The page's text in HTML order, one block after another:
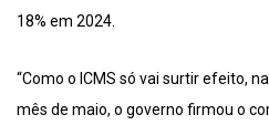
18% em 2024.
“Como o ICMS só vai surtir efeito,
mês de maio, o governo firmou o